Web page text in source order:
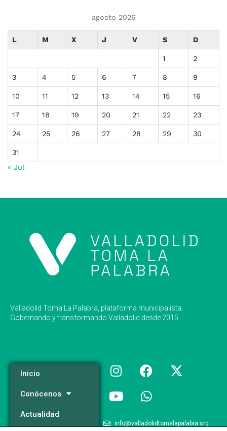
agosto 2026
L M X J V S D
1 2
3 4 5 6 7 8 9
10 11 12 13 14 15 16
17 18 19 20 21 22 23
24 25 26 27 28 29 30
31
« Jul
Valladolid Toma La Palabra, plataforma municipalista.
Gobernando y transformando Valladolid desde 2015.
Inicio
Conócenos
Actualidad
info@valladolidtomalapalabra.org